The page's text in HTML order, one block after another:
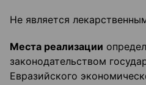
Не является
Места реализации
законодательством
Евразийского